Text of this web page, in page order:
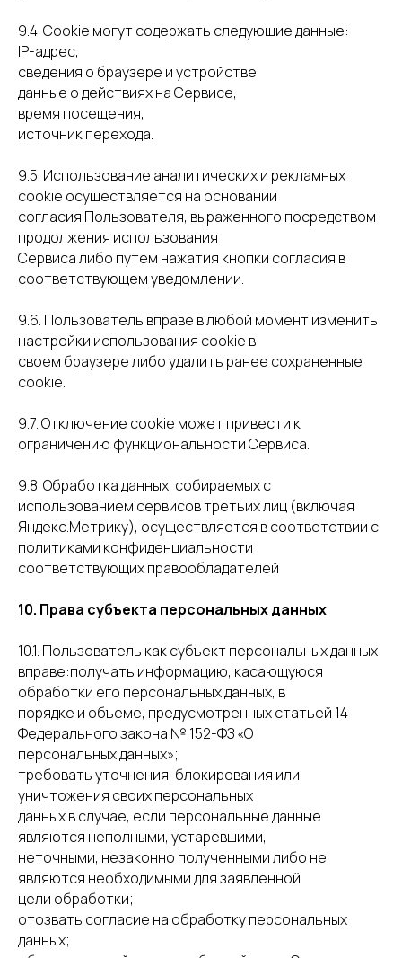
9.4. Cookie могут содержать следующие данные:
IP-адрес,
сведения о браузере и устройстве,
данные о действиях на Сервисе,
время посещения,
источник перехода.
9.5. Использование аналитических и рекламных
cookie осуществляется на основании
согласия Пользователя, выраженного посредством
продолжения использования
Сервиса либо путем нажатия кнопки согласия в
соответствующем уведомлении.
9.6. Пользователь вправе в любой момент изменить
настройки использования cookie в
своем браузере либо удалить ранее сохраненные
cookie.
9.7. Отключение cookie может привести к
ограничению функциональности Сервиса.
9.8. Обработка данных, собираемых с
использованием сервисов третьих лиц (включая
Яндекс.Метрику), осуществляется в соответствии с
политиками конфиденциальности
соответствующих правообладателей
10. Права субъекта персональных данных
10.1. Пользователь как субъект персональных данных
вправе:получать информацию, касающуюся
обработки его персональных данных, в
порядке и объеме, предусмотренных статьей 14
Федерального закона № 152-ФЗ «О
персональных данных»;
требовать уточнения, блокирования или
уничтожения своих персональных
данных в случае, если персональные данные
являются неполными, устаревшими,
неточными, незаконно полученными либо не
являются необходимыми для заявленной
цели обработки;
отозвать согласие на обработку персональных
данных;